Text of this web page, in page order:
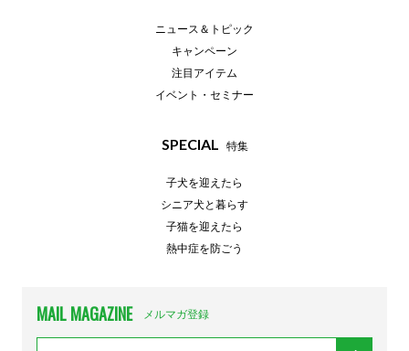
ニュース＆トピック
キャンペーン
注目アイテム
イベント・セミナー
SPECIAL 特集
子犬を迎えたら
シニア犬と暮らす
子猫を迎えたら
熱中症を防ごう
MAIL MAGAZINE メルマガ登録